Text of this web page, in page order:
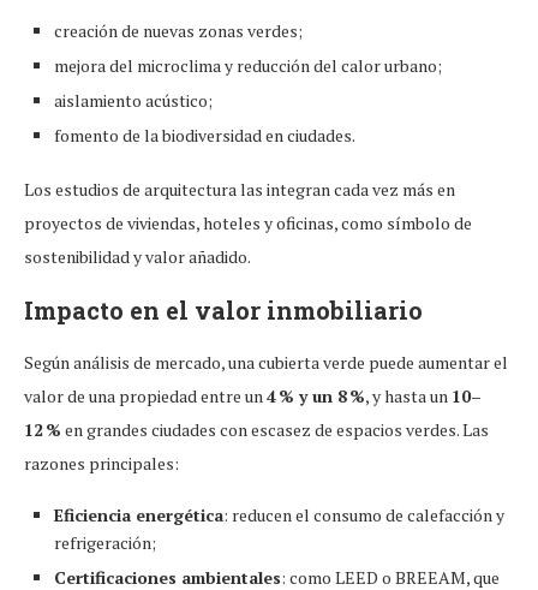
creación de nuevas zonas verdes;
mejora del microclima y reducción del calor urbano;
aislamiento acústico;
fomento de la biodiversidad en ciudades.
Los estudios de arquitectura las integran cada vez más en
proyectos de viviendas, hoteles y oficinas, como símbolo de
sostenibilidad y valor añadido.
Impacto en el valor inmobiliario
Según análisis de mercado, una cubierta verde puede aumentar el
valor de una propiedad entre un4 % y un 8 %, y hasta un 10–
12 % en grandes ciudades con escasez de espacios verdes. Las
razones principales:
Eficiencia energética: reducen el consumo de calefacción y
refrigeración;
Certificaciones ambientales: como LEED o BREEAM, que